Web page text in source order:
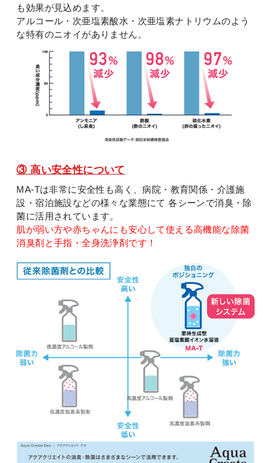
も効果が見込めます。
アルコール・次亜塩素酸水・次亜塩素ナトリウムのよう
な特有のニオイがありません。
③ 高い安全性について
MA-Tは非常に安全性も高く、病院・教育関係・介護施
設・宿泊施設などの様々な業態にて 各シーンで消臭・除
菌に活用されています。
肌が弱い方や赤ちゃんにも安心して使える高機能な除菌
消臭剤と手指・全身洗浄剤です！